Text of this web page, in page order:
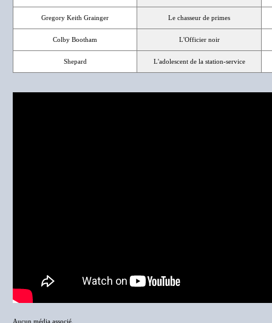
Gregory Keith Grainger Le chasseur de primes
Colby Bootham L'Officier noir
Shepard L'adolescent de la station-service
Aucun média associé.